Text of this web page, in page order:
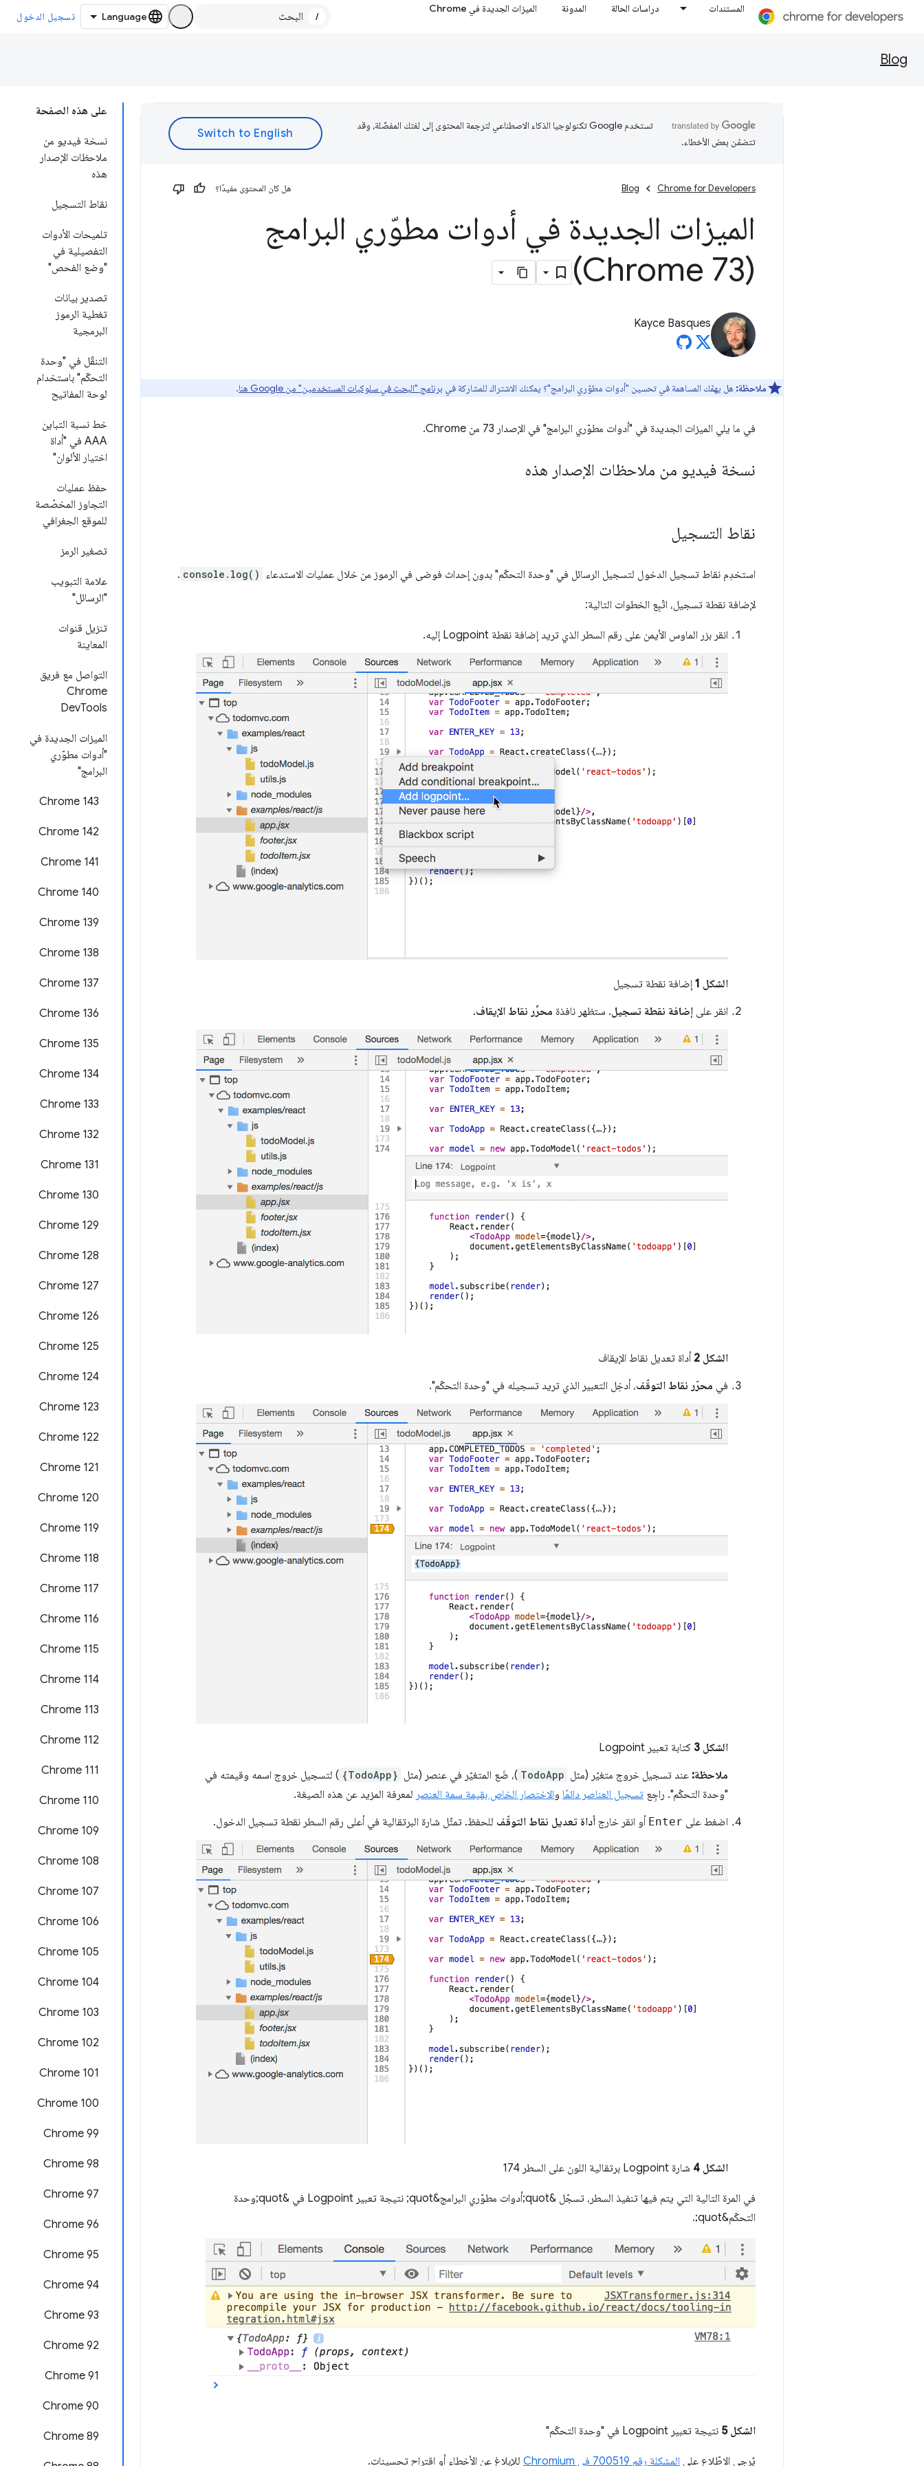
المستندات دراسات الحالة المدونة الميزات الجديدة في Chrome
/ تسجيل الدخول
Blog
على هذه الصفحة
نسخة فيديو من
ملاحظات الإصدار
هذه
نقاط التسجيل
تلميحات الأدوات
التفصيلية في
"وضع الفحص"
تصدير بيانات
تغطية الرموز
البرمجية
التنقّل في "وحدة
التحكّم" باستخدام
لوحة المفاتيح
خط نسبة التباين
AAA في "أداة
اختيار الألوان"
حفظ عمليات
التجاوز المخصّصة
للموقع الجغرافي
تصغير الرمز
علامة التبويب
"الرسائل"
تنزيل قنوات
المعاينة
التواصل مع فريق
Chrome
DevTools
الميزات الجديدة في
"أدوات مطوّري
البرامج"
Chrome 143
Chrome 142
‫Chrome 141
Chrome 140
‫Chrome 139
‫Chrome 138
‫Chrome 137
Chrome 136
Chrome 135
‫Chrome 134
‫Chrome 133
Chrome 132
Chrome 131
Chrome 130
Chrome 129
‫Chrome 128
‫Chrome 127
‫Chrome 126
‫Chrome 125
Chrome 124
Chrome 123
‫Chrome 122
‫Chrome 121
‫Chrome 120
‫Chrome 119
Chrome 118
‫Chrome 117
Chrome 116
Chrome 115
Chrome 114
Chrome 113
‫Chrome 112
‫Chrome 111
Chrome 110
Chrome 109
Chrome 108
Chrome 107
Chrome 106
Chrome 105
‫Chrome 104
Chrome 103
Chrome 102
Chrome 101
Chrome 100
Chrome 99
Chrome 98
‫Chrome 97
Chrome 96
Chrome 95
Chrome 94
Chrome 93
‫Chrome 92
‫Chrome 91
Chrome 90
Chrome 89
تستخدم Google تكنولوجيا الذكاء الاصطناعي لترجمة المحتوى إلى لغتك المفضّلة، وقد
تتضمّن بعض الأخطاء.
Chrome for Developers
Blog هل كان المحتوى مفيدًا؟
الميزات الجديدة في أدوات مطوّري البرامج
(Chrome 73)
Kayce Basques
ملاحظة: هل يهمّك المساهمة في تحسين "أدوات مطوّري البرامج"؟ يمكنك الاشتراك للمشاركة في برنامج "البحث في سلوكيات المستخدمين" من Google هنا .
في ما يلي الميزات الجديدة في "أدوات مطوّري البرامج" في الإصدار 73 من Chrome.
نسخة فيديو من ملاحظات الإصدار هذه
نقاط التسجيل
استخدِم نقاط تسجيل الدخول لتسجيل الرسائل في "وحدة التحكّم" بدون إحداث فوضى في الرموز من خلال عمليات الاستدعاء console.log()
.
لإضافة نقطة تسجيل، اتّبِع الخطوات التالية:
انقر بزر الماوس الأيمن على رقم السطر الذي تريد إضافة نقطة Logpoint إليه.
الشكل 1
إضافة نقطة تسجيل
انقر على إضافة نقطة تسجيل. ستظهر نافذة محرِّر نقاط الإيقاف.
الشكل 2
أداة تعديل نقاط الإيقاف
في محرّر نقاط التوقّف، أدخِل التعبير الذي تريد تسجيله في "وحدة التحكّم".
الشكل 3
كتابة تعبير Logpoint
ملاحظة: عند تسجيل خروج متغيّر (مثل TodoApp )، ضَع المتغيّر في عنصر (مثل {TodoApp} ) لتسجيل خروج اسمه وقيمته في
"وحدة التحكّم". راجِع تسجيل العناصر دائمًا والاختصار الخاص بقيمة سمة العنصر لمعرفة المزيد عن هذه الصيغة.
اضغط على Enter أو انقر خارج أداة تعديل نقاط التوقّف للحفظ. تمثّل شارة البرتقالية في أعلى رقم السطر نقطة تسجيل الدخول.
الشكل 4 شارة Logpoint برتقالية اللون على السطر 174
في المرة التالية التي يتم فيها تنفيذ السطر، تسجّل &quot;أدوات مطوّري البرامج&quot; نتيجة تعبير Logpoint في &quot;وحدة
التحكّم&quot;.
الشكل 5 نتيجة تعبير Logpoint في "وحدة التحكّم"
يُرجى الاطّلاع على المشكلة رقم 700519 في Chromium للإبلاغ عن الأخطاء أو اقتراح تحسينات.